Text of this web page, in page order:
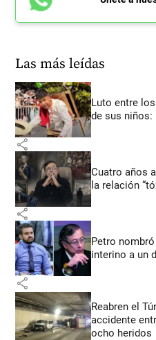
Las más leídas
Luto entre
de sus niños:
share
Cuatro años
la relación
share
Petro
interino a un
share
Reabren el
accidente
ocho heridos